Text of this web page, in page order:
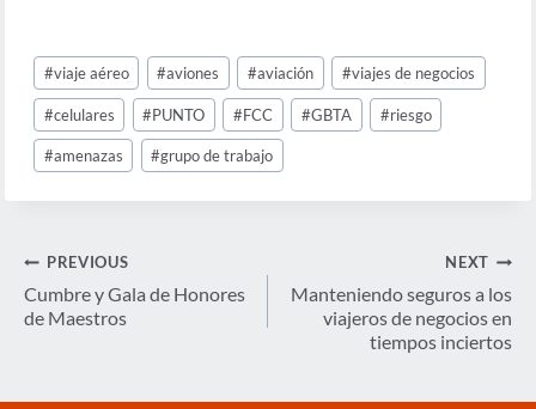
Post
Tags:
#viaje aéreo #aviones #aviación #viajes de negocios
#celulares #PUNTO #FCC #GBTA #riesgo
#amenazas #grupo de trabajo
Navegación
de
entradas
PREVIOUS
Cumbre y Gala de Honores
de Maestros
NEXT
Manteniendo seguros a los
viajeros de negocios en
tiempos inciertos